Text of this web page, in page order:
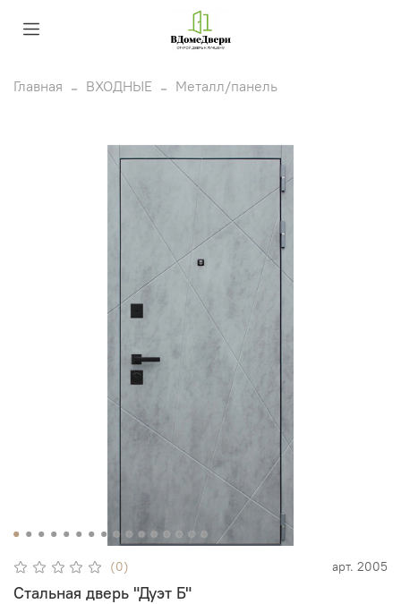
Главная ВХОДНЫЕ Металл/панель
(0) арт. 2005
Стальная дверь "Дуэт Б"